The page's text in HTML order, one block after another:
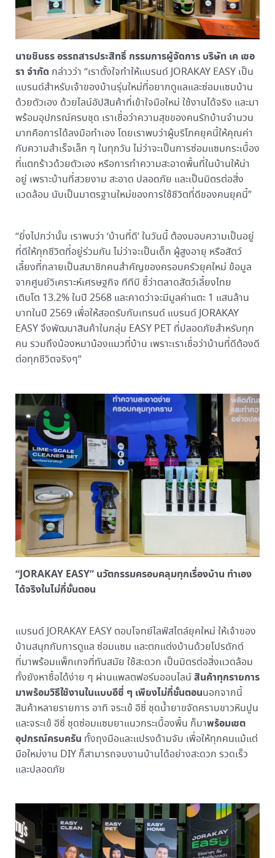
นายชินธร อรรถสารประสิทธิ์ กรรมการผู้จัดการ บริษัท เค เซอ
รา จำกัด กล่าวว่า “เราตั้งใจทำให้แบรนด์ JORAKAY EASY เป็น
แบรนด์สำหรับเจ้าของบ้านรุ่นใหม่ที่อยากดูแลและซ่อมแซมบ้าน
ด้วยตัวเอง ด้วยไลน์อัปสินค้าที่เข้าใจมือใหม่ ใช้งานได้จริง และมา
พร้อมอุปกรณ์ครบชุด เราเชื่อว่าความสุขของคนรักบ้านจำนวน
มากคือการได้ลงมือทำเอง โดยเราพบว่าผู้บริโภคยุคนี้ให้คุณค่า
กับความสำเร็จเล็ก ๆ ในทุกวัน ไม่ว่าจะเป็นการซ่อมแซมกระเบื้อง
ที่แตกร้าวด้วยตัวเอง หรือการทำความสะอาดพื้นที่ในบ้านให้น่า
อยู่ เพราะบ้านที่สวยงาม สะอาด ปลอดภัย และเป็นมิตรต่อสิ่ง
แวดล้อม นับเป็นมาตรฐานใหม่ของการใช้ชีวิตที่ดีของคนยุคนี้”
“ยิ่งไปกว่านั้น เราพบว่า ‘บ้านที่ดี’ ในวันนี้ ต้องมอบความเป็นอยู่
ที่ดีให้ทุกชีวิตที่อยู่ร่วมกัน ไม่ว่าจะเป็นเด็ก ผู้สูงอายุ หรือสัตว์
เลี้ยงที่กลายเป็นสมาชิกคนสำคัญของครอบครัวยุคใหม่ ข้อมูล
จากศูนย์วิเคราะห์เศรษฐกิจ ทีทีบี ชี้ว่าตลาดสัตว์เลี้ยงไทย
เติบโต 13.2% ในปี 2568 และคาดว่าจะมีมูลค่าแตะ 1 แสนล้าน
บาทในปี 2569 เพื่อให้สอดรับกับเทรนด์ แบรนด์ JORAKAY
EASY จึงพัฒนาสินค้าในกลุ่ม EASY PET ที่ปลอดภัยสำหรับทุก
คน รวมถึงน้องหมาน้องแมวที่บ้าน เพราะเราเชื่อว่าบ้านที่ดีต้องดี
ต่อทุกชีวิตจริงๆ”
“JORAKAY EASY” นวัตกรรมครอบคลุมทุกเรื่องบ้าน ทำเอง
ได้จริงในไม่กี่ขั้นตอน
แบรนด์ JORAKAY EASY ตอบโจทย์ไลฟ์สไตล์ยุคใหม่ ให้เจ้าของ
บ้านสนุกกับการดูแล ซ่อมแซม และตกแต่งบ้านด้วยโปรดักต์
ที่มาพร้อมแพ็กเกจที่ทันสมัย ใช้สะดวก เป็นมิตรต่อสิ่งแวดล้อม
ทั้งยังหาซื้อได้ง่าย ๆ ผ่านแพลตฟอร์มออนไลน์สินค้าทุกรายการ
มาพร้อมวิธีใช้งานในแบบอีซี่ ๆ เพียงไม่กี่ขั้นตอนนอกจากนี้
สินค้าหลายรายการ อาทิ จระเข้ อีซี่ ชุดน้ำยาขจัดคราบขาวหินปูน
และจระเข้ อีซี่ ชุดซ่อมแซมยาแนวกระเบื้องพื้น ก็มาพร้อมเซต
อุปกรณ์ครบครัน ทั้งถุงมือและแปรงด้ามจับ เพื่อให้ทุกคนแม้แต่
มือใหม่งาน DIY ก็สามารถจบงานบ้านได้อย่างสะดวก รวดเร็ว
และปลอดภัย